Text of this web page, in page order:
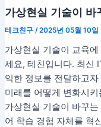
가상현실 기술이 바
테크친구 /2025년 05월 10일
가상현실 기술이 교육
세요, 테친입니다. 최신
익한 정보를 전달하고
미래를 어떻게 변화시
가상현실 기술이 바꾸
어 학습 경험 자체를 혁